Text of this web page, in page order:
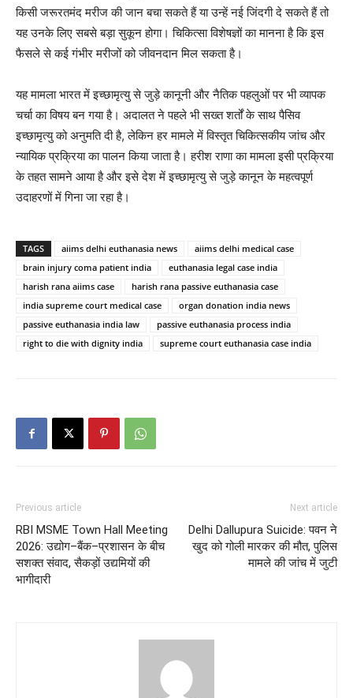
किसी जरूरतमंद मरीज की जान बचा सकते हैं या उन्हें नई जिंदगी दे सकते हैं तो
यह उनके लिए सबसे बड़ा सुकून होगा। चिकित्सा विशेषज्ञों का मानना है कि इस
फैसले से कई गंभीर मरीजों को जीवनदान मिल सकता है।
यह मामला भारत में इच्छामृत्यु से जुड़े कानूनी और नैतिक पहलुओं पर भी व्यापक
चर्चा का विषय बन गया है। अदालत ने पहले भी सख्त शर्तों के साथ पैसिव
इच्छामृत्यु को अनुमति दी है, लेकिन हर मामले में विस्तृत चिकित्सकीय जांच और
न्यायिक प्रक्रिया का पालन किया जाता है। हरीश राणा का मामला इसी प्रक्रिया
के तहत सामने आया है और इसे देश में इच्छामृत्यु से जुड़े कानून के महत्वपूर्ण
उदाहरणों में गिना जा रहा है।
TAGS aiims delhi euthanasia news
aiims delhi medical case
brain injury coma patient india
euthanasia legal case india
harish rana aiims case
harish rana passive euthanasia case
india supreme court medical case
organ donation india news
passive euthanasia india law
passive euthanasia process india
right to die with dignity india
supreme court euthanasia case india
Previous article
RBI MSME Town Hall Meeting
2026: उद्योग–बैंक–प्रशासन के बीच
सशक्त संवाद, सैकड़ों उद्यमियों की
भागीदारी
Next article
Delhi Dallupura Suicide: पवन ने
खुद को गोली मारकर की मौत, पुलिस
मामले की जांच में जुटी